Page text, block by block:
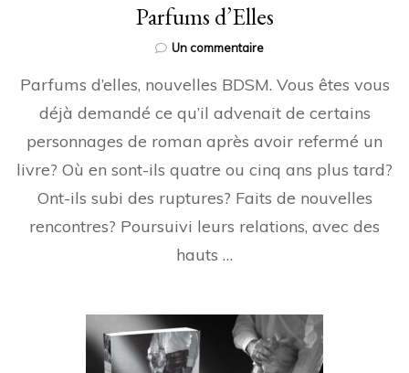
Parfums d’Elles
Un commentairesur
d’Elles
Parfums d’elles, nouvelles BDSM. Vous êtes vous
déjà demandé ce qu’il advenait de certains
personnages de roman après avoir refermé un
livre? Où en sont-ils quatre ou cinq ans plus tard?
Ont-ils subi des ruptures? Faits de nouvelles
rencontres? Poursuivi leurs relations, avec des
hauts …